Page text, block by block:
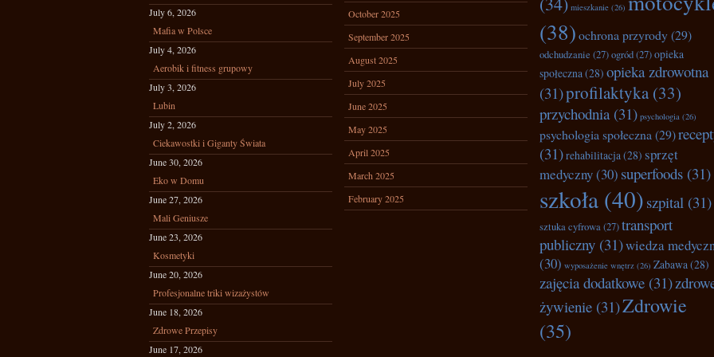
July 6, 2026
Mafia w Polsce
July 4, 2026
Aerobik i fitness grupowy
July 3, 2026
Lubin
July 2, 2026
Ciekawostki i Giganty Świata
June 30, 2026
Eko w Domu
June 27, 2026
Mali Geniusze
June 23, 2026
Kosmetyki
June 20, 2026
Profesjonalne triki wizażystów
June 18, 2026
Zdrowe Przepisy
June 17, 2026
October 2025
September 2025
August 2025
July 2025
June 2025
May 2025
April 2025
March 2025
February 2025
mieszkanie (26)
(38)ochrona przyrody(29)
odchudzanie (27)ogród(27)opieka
społeczna(28) opieka zdrowotna
(31)profilaktyka(33)
przychodnia(31) psychologia (26)
psychologia społeczna (29)
(31)rehabilitacja(28) sprzęt
medyczny(30) superfoods (31)
szkoła (40) szpital (31)
sztuka cyfrowa(27)transport
publiczny (31)wiedza
(30) wyposażenie wnętrz (26) Zabawa(28)
zajęcia dodatkowe (31)
żywienie (31)Zdrowie
(35)